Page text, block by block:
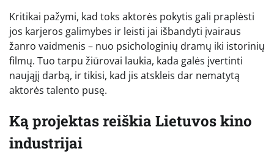
Kritikai pažymi, kad toks aktorės pokytis gali praplėsti
jos karjeros galimybes ir leisti jai išbandyti įvairaus
žanro vaidmenis – nuo psichologinių dramų iki istorinių
filmų. Tuo tarpu žiūrovai laukia, kada galės įvertinti
naująjį darbą, ir tikisi, kad jis atskleis dar nematytą
aktorės talento pusę.
Ką projektas reiškia Lietuvos kino
industrijai